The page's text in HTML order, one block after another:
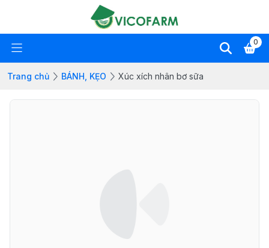
0
Trang chủ BÁNH, KẸO Xúc xích nhân bơ sữa